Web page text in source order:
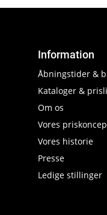
Information
Åbningstider &
Kataloger &
Om os
Vores
Vores historie
Presse
Ledige stillinger